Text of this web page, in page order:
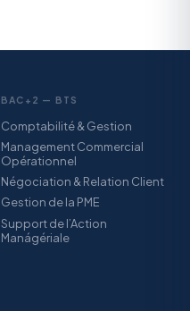
BAC+2 — BTS
Comptabilité & Gestion
Management Commercial
Opérationnel
Négociation & Relation Client
Gestion de la PME
Support de l’Action
Manágériale